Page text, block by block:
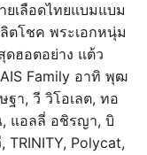
เลือดไทยแบมแบม
ตโชค พระเอกหนุ่ม
ดฮอตอย่าง แต้ว
Family อาทิ พุฒ
า, วี วิโอเลต, ทอ
, แอลลี่ อชิรญา, บิ
Polycat,